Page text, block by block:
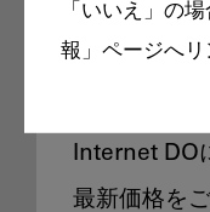
「いいえ」の
報」ページへリ
製
Internet DO
最新価格を